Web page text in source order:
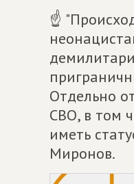
☝
Отдельно
СВО, в том
иметь
Миронов.